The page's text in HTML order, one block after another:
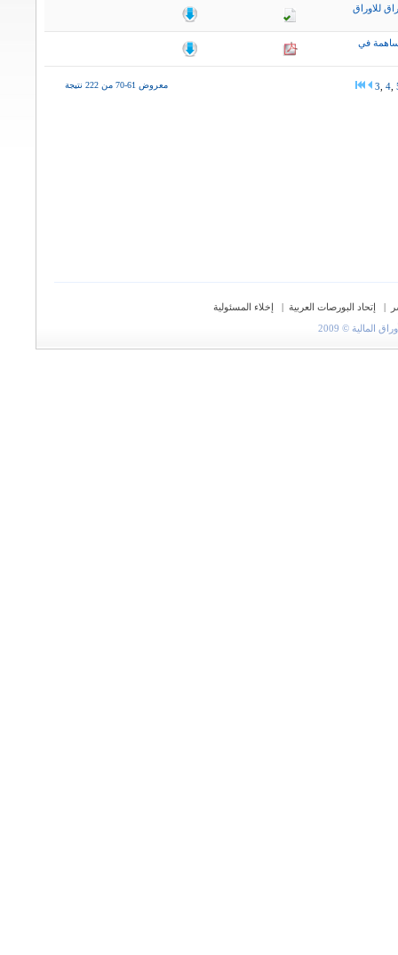
للاوراق
في
معروض 61-70 من 222 نتيجة 3 4
| إتحاد البورصات العربية |
إخلاء المسئولية
© 2009